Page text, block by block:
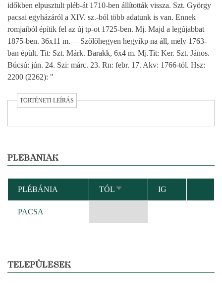
időkben elpusztult pléb-át 1710-ben állították vissza. Szt. György
pacsai egyházáról a XIV. sz.-ból több adatunk is van. Ennek
romjaiból építik fel az új tp-ot 1725-ben. Mj. Majd a legújabbat
1875-ben. 36x11 m. —Szőlőhegyen hegyikp na áll, mely 1763-
ban épült. Tit: Szt. Márk. Barakk, 6x4 m. Mj.Tit: Ker. Szt. János.
Búcsú: jún. 24. Szi: márc. 23. Rn: febr. 17. Akv: 1766-tól. Hsz:
2200 (2262): "
TÖRTÉNETI LEÍRÁS
PLÉBÁNIÁK
PLÉBÁNIA TÓLNÖVEKVŐ
RENDEZÉS
IG
PACSA
TELEPÜLÉSEK